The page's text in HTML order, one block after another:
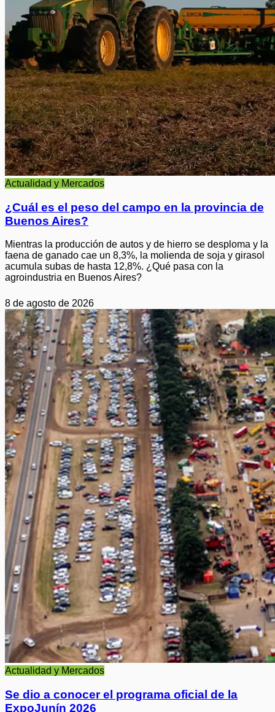
Actualidad y Mercados
¿Cuál es el peso del campo en la provincia de
Buenos Aires?
Mientras la producción de autos y de hierro se desploma y la
faena de ganado cae un 8,3%, la molienda de soja y girasol
acumula subas de hasta 12,8%. ¿Qué pasa con la
agroindustria en Buenos Aires?
8 de agosto de 2026
Actualidad y Mercados
Se dio a conocer el programa oficial de la
ExpoJunín 2026